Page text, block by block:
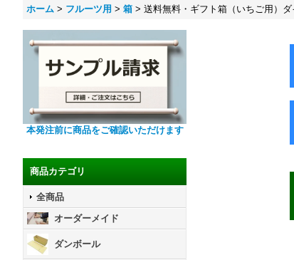
ホーム > フルーツ用 > 箱 > 送料無料・ギフト箱（いちご用）
本発注前に商品をご確認いただけます
商品カテゴリ
全商品
オーダーメイド
ダンボール